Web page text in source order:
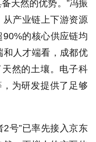
天然的优势。”冯振
从产业链上下游资源
90%的核心供应链均
和人才端看，成都优
然的土壤。电子科
为研发提供了足够
2号”已率先接入京东